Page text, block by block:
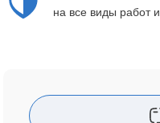
на все виды работ